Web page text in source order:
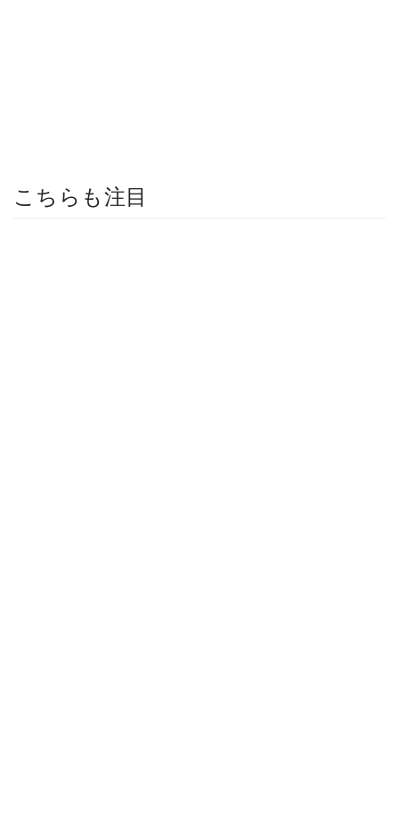
こちらも注目